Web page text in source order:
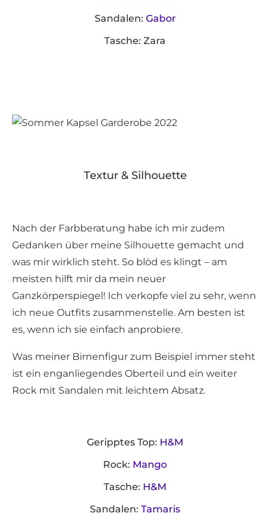
Sandalen: Gabor
Tasche: Zara
Textur & Silhouette
Nach der Farbberatung habe ich mir zudem
Gedanken über meine Silhouette gemacht und
was mir wirklich steht. So blöd es klingt – am
meisten hilft mir da mein neuer
Ganzkörperspiegel! Ich verkopfe viel zu sehr, wenn
ich neue Outfits zusammenstelle. Am besten ist
es, wenn ich sie einfach anprobiere.
Was meiner Birnenfigur zum Beispiel immer steht
ist ein enganliegendes Oberteil und ein weiter
Rock mit Sandalen mit leichtem Absatz.
Geripptes Top: H&M
Rock: Mango
Tasche: H&M
Sandalen: Tamaris